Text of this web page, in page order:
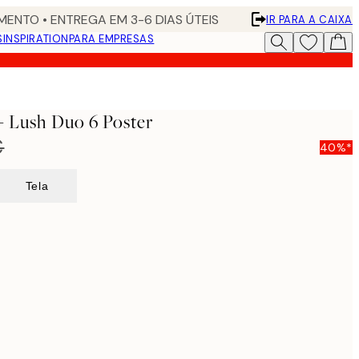
• ENTREGA EM 3-6 DIAS ÚTEIS
IR PARA A CAIXA
INSPIRATIONPARA EMPRESAS
Lush Duo 6 Poster
40%*
Tela